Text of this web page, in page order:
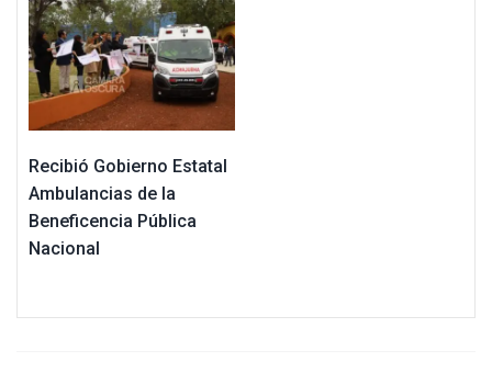
Recibió Gobierno Estatal
Ambulancias de la
Beneficencia Pública
Nacional